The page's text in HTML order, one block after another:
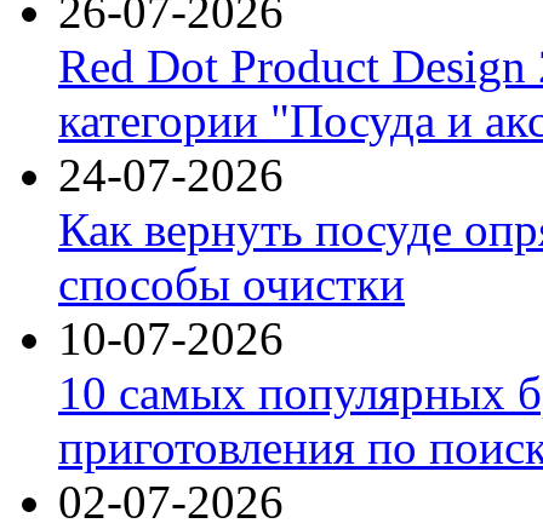
26-07-2026
Red Dot Product Design
категории "Посуда и
24-07-2026
Как вернуть посуде
способы очистки
10-07-2026
10 самых популярных
приготовления по
02-07-2026